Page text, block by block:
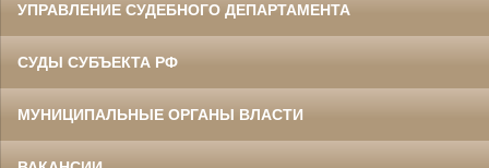
УПРАВЛЕНИЕ СУДЕБНОГО ДЕПАРТАМЕНТА
СУДЫ СУБЪЕКТА РФ
МУНИЦИПАЛЬНЫЕ ОРГАНЫ ВЛАСТИ